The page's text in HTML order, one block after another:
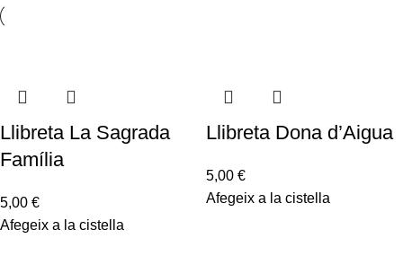
Llibreta La Sagrada
Família
5,00 €
Afegeix a la cistella
Llibreta Dona d’Aigua
5,00 €
Afegeix a la cistella